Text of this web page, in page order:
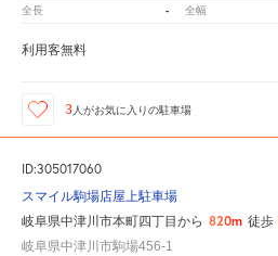
全長 - 全幅
利用客無料
3人がお気に入りの駐車場
ID:305017060
スマイル駒場店屋上駐車場
岐阜県中津川市本町四丁目から 820m 徒歩
岐阜県中津川市駒場456-1